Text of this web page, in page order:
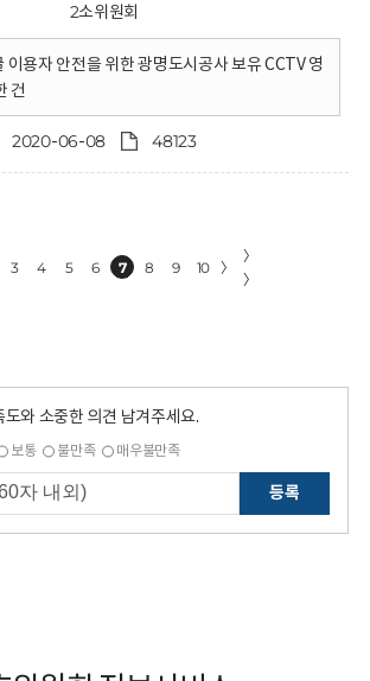
2소위원회
이용자 안전을 위한 광명도시공사 보유 CCTV 영
건
2020-06-08 48123
3 4 5 6 7 8 9 10 〉
〉
〉
와 소중한 의견 남겨주세요.
보통 불만족 매우불만족
등록